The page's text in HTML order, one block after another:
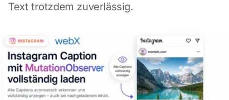
Text trotzdem zuverlässig.